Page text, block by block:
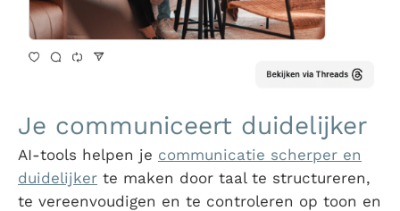
Je communiceert duidelijker
AI-tools helpen je communicatie scherper en
duidelijker te maken door taal te structureren,
te vereenvoudigen en te controleren op toon en